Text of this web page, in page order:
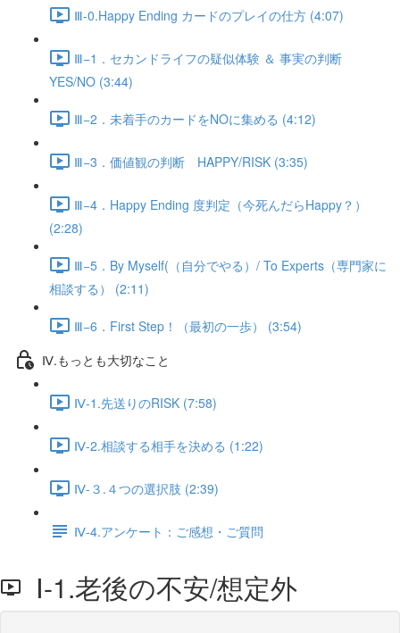
Ⅲ-0.Happy Ending カードのプレイの仕方 (4:07)
Ⅲ−1．セカンドライフの疑似体験 ＆ 事実の判断
YES/NO (3:44)
Ⅲ−2．未着手のカードをNOに集める (4:12)
Ⅲ−3．価値観の判断 HAPPY/RISK (3:35)
Ⅲ−4．Happy Ending 度判定（今死んだらHappy？）
(2:28)
Ⅲ−5．By Myself(（自分でやる）/ To Experts（専門家に
相談する） (2:11)
Ⅲ−6．First Step！（最初の一歩） (3:54)
Ⅳ.もっとも大切なこと
Ⅳ-1.先送りのRISK (7:58)
Ⅳ-2.相談する相手を決める (1:22)
Ⅳ-３.４つの選択肢 (2:39)
Ⅳ-4.アンケート：ご感想・ご質問
Ⅰ-1.老後の不安/想定外